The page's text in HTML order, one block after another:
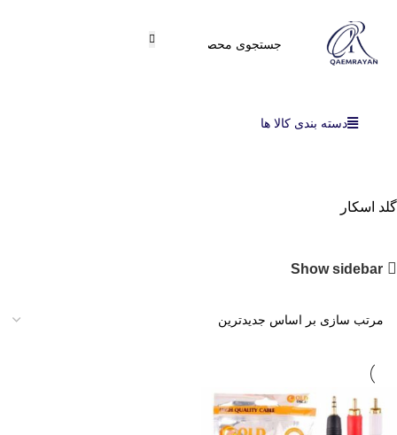
دسته بندی کالا ها
گلد اسکار
Show sidebar